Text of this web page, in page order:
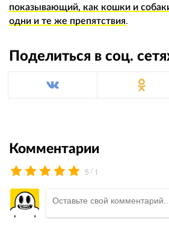
показывающий, как кошки и
одни и те же препятствия.
Поделиться в соц.
Комментарии
5 / 1